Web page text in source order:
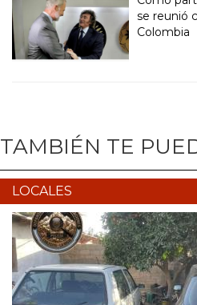
se reunió
Colombia
TAMBIÉN TE
LOCALES